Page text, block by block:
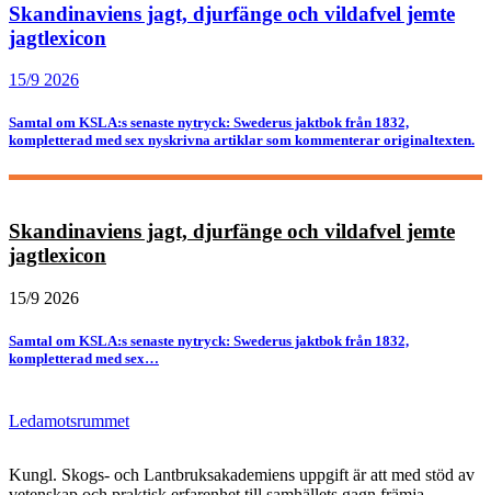
Skandinaviens jagt, djurfänge och vildafvel jemte
jagtlexicon
15/9 2026
Samtal om KSLA:s senaste nytryck: Swederus jaktbok från 1832,
kompletterad med sex nyskrivna artiklar som kommenterar originaltexten.
Skandinaviens jagt, djurfänge och vildafvel jemte
jagtlexicon
15/9 2026
Samtal om KSLA:s senaste nytryck: Swederus jaktbok från 1832,
kompletterad med sex…
Ledamotsrummet
Kungl. Skogs- och Lantbruksakademiens uppgift är att med stöd av